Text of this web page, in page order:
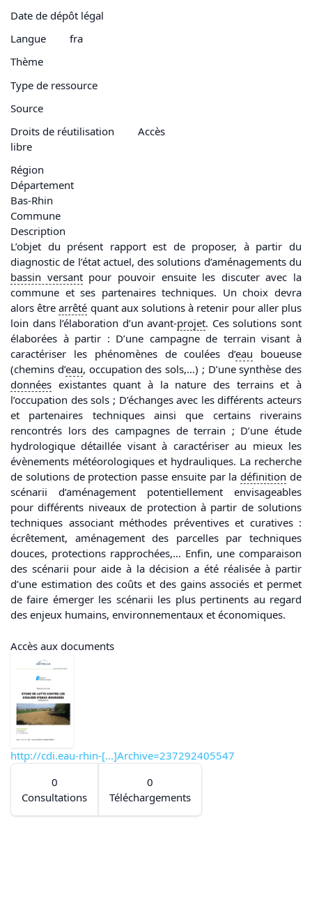
Date de dépôt légal
Langue
fra
Thème
Type de ressource
Source
Droits de réutilisation
Accès
libre
Région
Département
Bas-Rhin
Commune
Description
L’objet du présent rapport est de proposer, à partir du
diagnostic de l’état actuel, des solutions d’aménagements du
bassin versantpour pouvoir ensuite les discuter avec la
commune et ses partenaires techniques. Un choix devra
alors êtrearrêté quant aux solutions à retenir pour aller plus
loin dans l’élaboration d’un avant-projet. Ces solutions sont
élaborées à partir : D’une campagne de terrain visant à
caractériser les phénomènes de coulées d’eau boueuse
(chemins d’eau, occupation des sols,…) ; D’une synthèse des
données existantes quant à la nature des terrains et à
l’occupation des sols ; D’échanges avec les différents acteurs
et partenaires techniques ainsi que certains riverains
rencontrés lors des campagnes de terrain ; D’une étude
hydrologique détaillée visant à caractériser au mieux les
évènements météorologiques et hydrauliques. La recherche
de solutions de protection passe ensuite par ladéfinition de
scénarii d’aménagement potentiellement envisageables
pour différents niveaux de protection à partir de solutions
techniques associant méthodes préventives et curatives :
écrêtement, aménagement des parcelles par techniques
douces, protections rapprochées,… Enfin, une comparaison
des scénarii pour aide à la décision a été réalisée à partir
d’une estimation des coûts et des gains associés et permet
de faire émerger les scénarii les plus pertinents au regard
des enjeux humains, environnementaux et économiques.
Accès aux documents
http://cdi.eau-rhin-[...]Archive=237292405547
0
Consultations
0
Téléchargements